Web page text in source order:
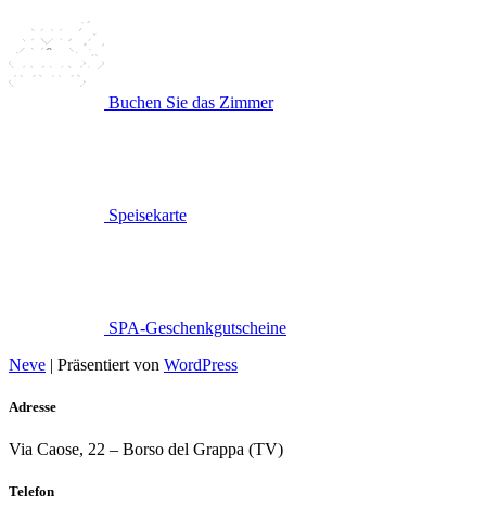
Buchen Sie das Zimmer
Speisekarte
SPA-Geschenkgutscheine
Neve | Präsentiert von WordPress
Adresse
Via Caose, 22 – Borso del Grappa (TV)
Telefon